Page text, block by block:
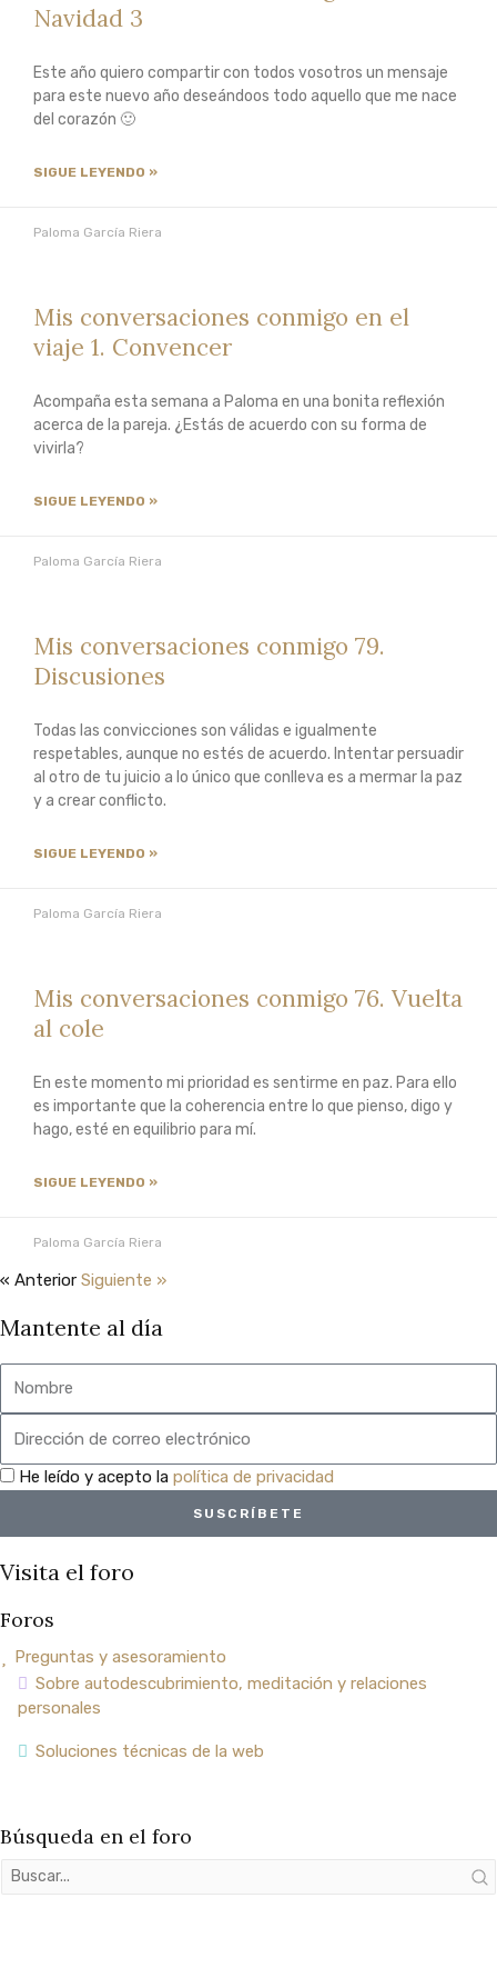
Navidad 3
Este año quiero compartir con todos vosotros un mensaje
para este nuevo año deseándoos todo aquello que me nace
del corazón 🙂
SIGUE LEYENDO »
Paloma García Riera
Mis conversaciones conmigo en el
viaje 1. Convencer
Acompaña esta semana a Paloma en una bonita reflexión
acerca de la pareja. ¿Estás de acuerdo con su forma de
vivirla?
SIGUE LEYENDO »
Paloma García Riera
Mis conversaciones conmigo 79.
Discusiones
Todas las convicciones son válidas e igualmente
respetables, aunque no estés de acuerdo. Intentar persuadir
al otro de tu juicio a lo único que conlleva es a mermar la paz
y a crear conflicto.
SIGUE LEYENDO »
Paloma García Riera
Mis conversaciones conmigo 76. Vuelta
al cole
En este momento mi prioridad es sentirme en paz. Para ello
es importante que la coherencia entre lo que pienso, digo y
hago, esté en equilibrio para mí.
SIGUE LEYENDO »
Paloma García Riera
« Anterior Siguiente »
Mantente al día
privacidad
He leído y acepto la política de privacidad
SUSCRÍBETE
Visita el foro
Foros
Preguntas y asesoramiento
Sobre autodescubrimiento, meditación y relaciones
personales
Soluciones técnicas de la web
Búsqueda en el foro